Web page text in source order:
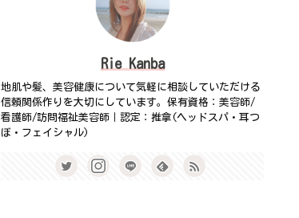
Rie Kanba
地肌や髪、美容健康について気軽に相談していただける
信頼関係作りを大切にしています。保有資格：美容師/
看護師/訪問福祉美容師｜認定：推拿(ヘッドスパ・耳つ
ぼ・フェイシャル)